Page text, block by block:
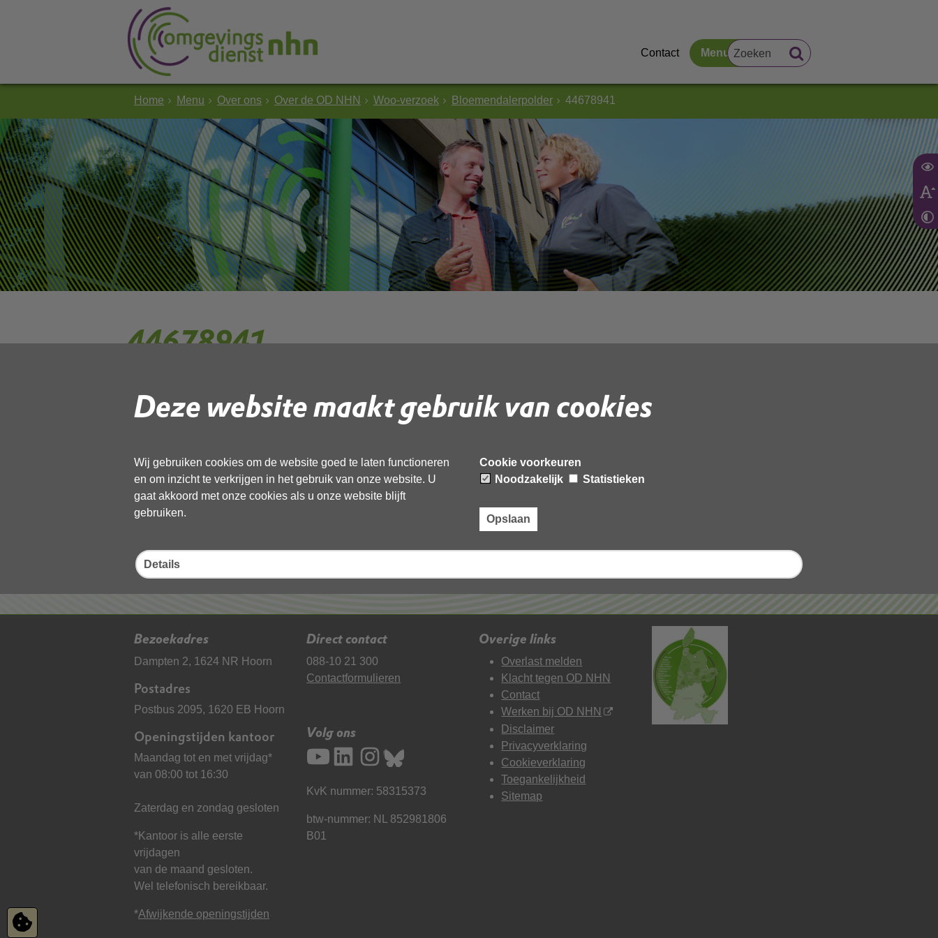
Deze website maakt gebruik van cookies
Wij gebruiken cookies om de website goed te laten functioneren
en om inzicht te verkrijgen in het gebruik van onze website. U
gaat akkoord met onze cookies als u onze website blijft
gebruiken.
Cookie voorkeuren
Noodzakelijk
Statistieken
Opslaan
Details
Contact Menu
Home Menu Over ons Over de OD NHN Woo-verzoek Bloemendalerpolder 44678941
44678941
Gebruik de onderstaande link om het document te downloaden.
Deel deze pagina
Bezoekadres
Dampten 2, 1624 NR Hoorn
Postadres
Postbus 2095, 1620 EB Hoorn
Openingstijden kantoor
Maandag tot en met vrijdag*
van 08:00 tot 16:30
Zaterdag en zondag gesloten
*Kantoor is alle eerste
vrijdagen
van de maand gesloten.
Wel telefonisch bereikbaar.
*Afwijkende openingstijden
Direct contact
088-10 21 300
Contactformulieren
Volg ons
KvK nummer: 58315373
btw-nummer: NL 852981806
B01
Overige links
Overlast melden
Klacht tegen OD NHN
Contact
Werken bij OD NHN
Disclaimer
Privacyverklaring
Cookieverklaring
Toegankelijkheid
Sitemap